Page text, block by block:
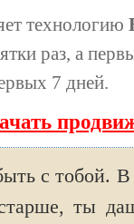
технологию
раз, а
7 дней.
с тобой.
ты